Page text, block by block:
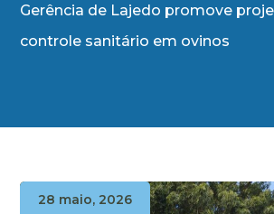
Gerência de Lajedo promove
controle sanitário em ovinos
28 maio, 2026